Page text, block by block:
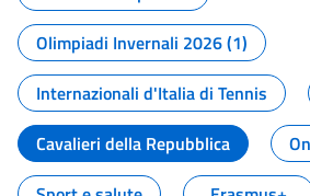
Olimpiadi Invernali 2026 (1)
Internazionali d'Italia di Tennis
Cavalieri della Repubblica